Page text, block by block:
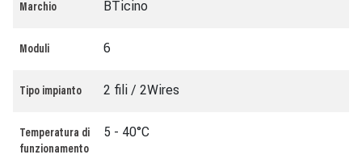
Marchio BTicino
Moduli 6
Tipo impianto 2 fili / 2Wires
Temperatura di
funzionamento
5 - 40°C